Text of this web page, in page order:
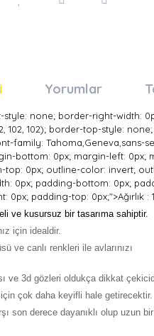
Yorumlar
style: none; border-right-width:
102, 102); border-top-style:
family: Tahoma,Geneva,sans-
bottom: 0px; margin-left: 0px;
top: 0px; outline-color: invert;
0px; padding-bottom: 0px;
0px; padding-top: 0px;">Ağırlık :
ve kusursuz bir tasarıma sahiptir.
için idealdir.
ve canlı renkleri ile avlarınızı
ve 3d gözleri oldukça dikkat
için çok daha keyifli hale getirecektir.
son derece dayanıklı olup uzun